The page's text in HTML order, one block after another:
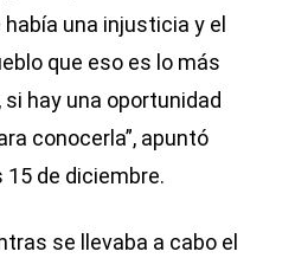
una injusticia y el
que eso es lo más
hay una oportunidad
conocerla”, apuntó
de diciembre.
se llevaba a cabo el